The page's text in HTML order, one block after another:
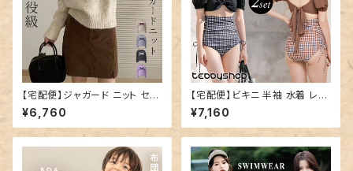
【宅配便】ジャガード ニット セー
ター リボン レディース／tops2
170
¥6,760
【宅配便】ビキニ 半袖 水着 レデ
ィース パフスリーブ／hys320
9
¥7,160